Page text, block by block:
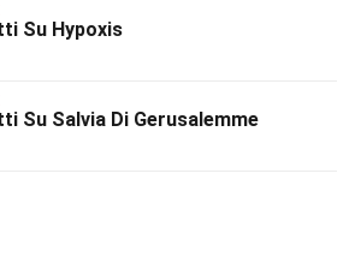
Su Hypoxis
Su Salvia Di Gerusalemme